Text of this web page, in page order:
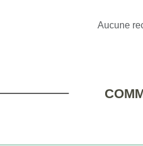
Aucune